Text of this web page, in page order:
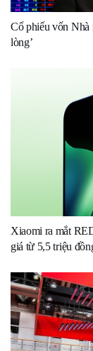
Cổ phiếu vốn Nhà
lòng’
Xiaomi ra mắt
giá từ 5,5 triệu